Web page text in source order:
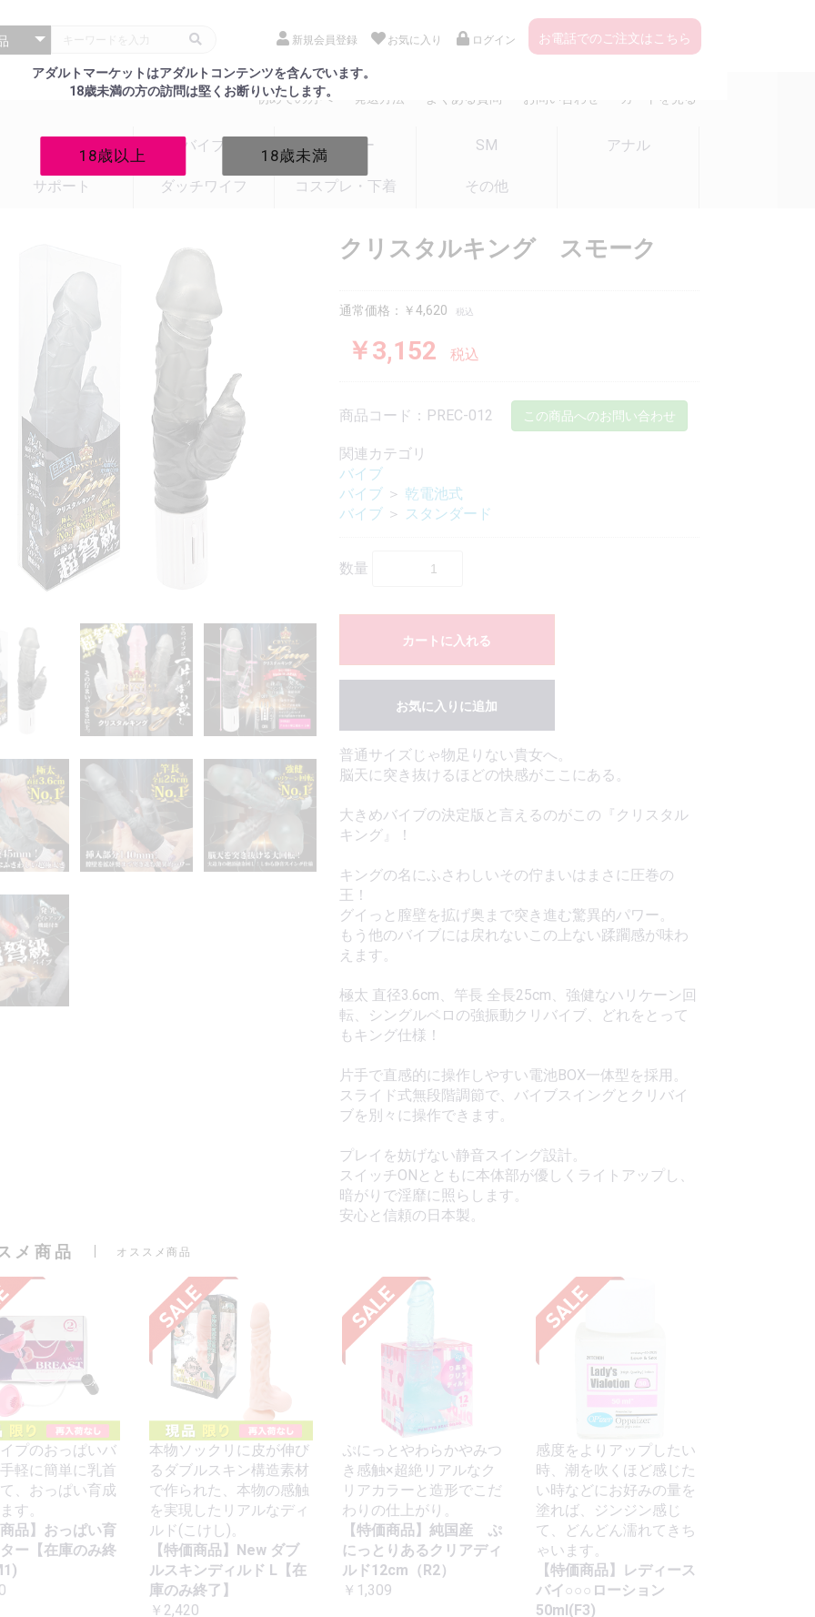
アダルトマーケットはアダルトコンテンツを含んでいます。
18歳未満の方の訪問は堅くお断りいたします。
18歳以上 18歳未満
新規会員登録 お気に入り ログイン お電話でのご注文はこちら
初めての方へ 発送方法 よくある質問 お問い合わせ カートを見る
バイブ ローター SM アナル
サポート ダッチワイフ コスプレ・下着 その他
クリスタルキング スモーク
通常価格：￥4,620 税込
￥3,152 税込
商品コード：PREC-012 この商品へのお問い合わせ
関連カテゴリ
バイブ
バイブ ＞ 乾電池式
バイブ ＞ スタンダード
数量
カートに入れる
お気に入りに追加
普通サイズじゃ物足りない貴女へ。
脳天に突き抜けるほどの快感がここにある。
大きめバイブの決定版と言えるのがこの『クリスタル
キング』！
キングの名にふさわしいその佇まいはまさに圧巻の
王！
グイっと膣壁を拡げ奥まで突き進む驚異的パワー。
もう他のバイブには戻れないこの上ない蹂躙感が味わ
えます。
極太 直径3.6cm、竿長 全長25cm、強健なハリケーン回
転、シングルベロの強振動クリバイブ、どれをとって
もキング仕様！
片手で直感的に操作しやすい電池BOX一体型を採用。
スライド式無段階調節で、バイブスイングとクリバイ
ブを別々に操作できます。
プレイを妨げない静音スイング設計。
スイッチONとともに本体部が優しくライトアップし、
暗がりで淫靡に照らします。
安心と信頼の日本製。
メ商品 オススメ商品
プのおっぱいバ
軽に簡単に乳首
、おっぱい育成
す。
品】おっぱい育
ー【在庫のみ終
本物ソックリに皮が伸び
るダブルスキン構造素材
で作られた、本物の感触
を実現したリアルなディ
ルド(こけし)。
【特価商品】New ダブ
ルスキンディルド L【在
庫のみ終了】
￥2,420
ぷにっとやわらかやみつ
き感触×超絶リアルなク
リアカラーと造形でこだ
わりの仕上がり。
【特価商品】純国産 ぷ
にっとりあるクリアディ
ルド12cm（R2）
￥1,309
感度をよりアップしたい
時、潮を吹くほど感じた
い時などにお好みの量を
塗れば、ジンジン感じ
て、どんどん濡れてきち
ゃいます。
【特価商品】レディース
バイ○○○ローション
50ml(F3)